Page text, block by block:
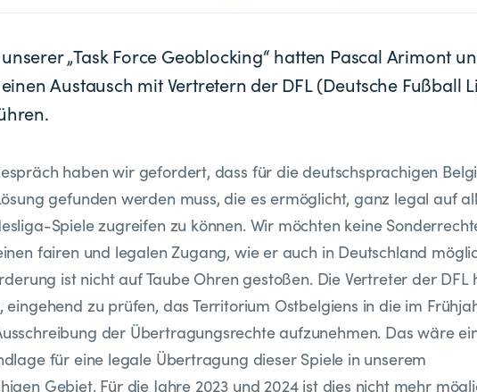
„Task Force Geoblocking“ hatten Pascal Arimont
Austausch mit Vertretern der DFL (Deutsche Fußball
haben wir gefordert, dass für die deutschsprachigen
gefunden werden muss, die es ermöglicht, ganz legal auf
Spiele zugreifen zu können. Wir möchten keine
fairen und legalen Zugang, wie er auch in Deutschland
ist nicht auf Taube Ohren gestoßen. Die Vertreter der DFL
eingehend zu prüfen, das Territorium Ostbelgiens in die im
der Übertragungsrechte aufzunehmen. Das wäre
für eine legale Übertragung dieser Spiele in unserem
Gebiet. Für die Jahre 2023 und 2024 ist dies nicht mehr